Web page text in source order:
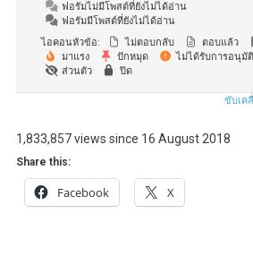
ฟอรัมไม่มีโพสต์ที่ยังไม่ได้อ่าน
ฟอรัมมีโพสต์ที่ยังไม่ได้อ่าน
ไอคอนหัวข้อ:
ไม่ตอบกลับ ตอบแล้ว
มาแรง
ปักหมุด ไม่ได้รับการอนุมัติ
ส่วนตัว
ปิด
ขับเค
1,833,857 views since 16 August 2018
Share this:
Facebook X